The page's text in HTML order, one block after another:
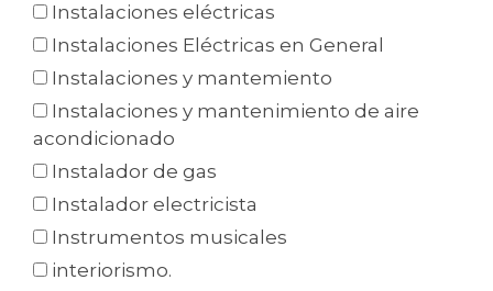
Instalaciones eléctricas
Instalaciones Eléctricas en General
Instalaciones y mantemiento
Instalaciones y mantenimiento de aire
acondicionado
Instalador de gas
Instalador electricista
Instrumentos musicales
interiorismo.